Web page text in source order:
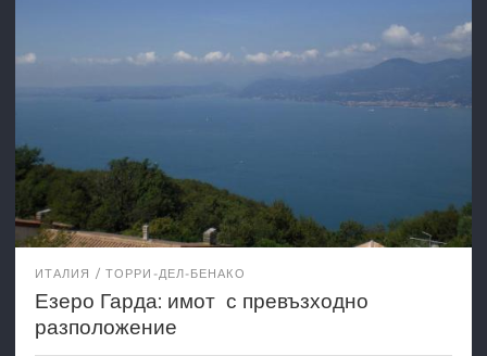
ИТАЛИЯ ТОРРИ-ДЕЛ-БЕНАКО
Езеро Гарда: имот с превъзходно
разположение